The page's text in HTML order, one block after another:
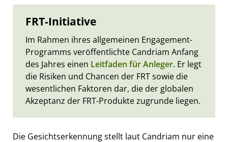
FRT-Initiative
Im Rahmen ihres allgemeinen Engagement-
Programms veröffentlichte Candriam Anfang
des Jahres einen Leitfaden für Anleger. Er legt
die Risiken und Chancen der FRT sowie die
wesentlichen Faktoren dar, die der globalen
Akzeptanz der FRT-Produkte zugrunde liegen.
Die Gesichtserkennung stellt laut Candriam nur eine